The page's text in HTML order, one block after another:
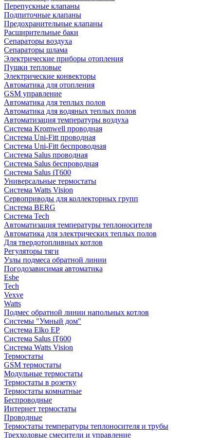
Перепускные клапаны
Подпиточные клапаны
Предохранительные клапаны
Расширительные баки
Сепараторы воздуха
Сепараторы шлама
Электрические приборы отопления
Пушки тепловые
Электрические конвекторы
Автоматика для отопления
GSM управление
Автоматика для теплых полов
Автоматика для водяных теплых полов
Автоматизация температуры воздуха
Система Kromwell проводная
Система Uni-Fitt проводная
Система Uni-Fitt беспроводная
Система Salus проводная
Система Salus беспроводная
Система Salus iT600
Универсальные термостаты
Система Watts Vision
Сервоприводы для коллекторных групп
Система BERG
Система Tech
Автоматизация температуры теплоносителя
Автоматика для электрических теплых полов
Для твердотопливных котлов
Регуляторы тяги
Узлы подмеса обратной линии
Погодозависимая автоматика
Esbe
Tech
Vexve
Watts
Подмес обратной линии напольных котлов
Системы "Умный дом"
Система Elko EP
Система Salus iT600
Система Watts Vision
Термостаты
GSM термостаты
Модульные термостаты
Термостаты в розетку
Термостаты комнатные
Беспроводные
Интернет термостаты
Проводные
Термостаты температуры теплоносителя и трубы
Трехходовые смесители и управление